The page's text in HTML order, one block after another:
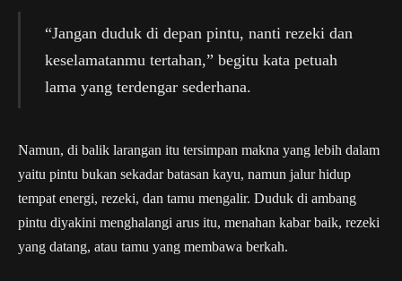
“Jangan duduk di depan pintu, nanti rezeki dan
keselamatanmu tertahan,” begitu kata petuah
lama yang terdengar sederhana.
Namun, di balik larangan itu tersimpan makna yang lebih dalam
yaitu pintu bukan sekadar batasan kayu, namun jalur hidup
tempat energi, rezeki, dan tamu mengalir. Duduk di ambang
pintu diyakini menghalangi arus itu, menahan kabar baik, rezeki
yang datang, atau tamu yang membawa berkah.